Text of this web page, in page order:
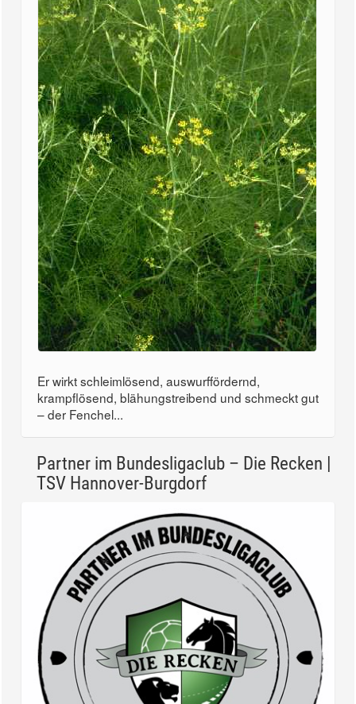
Er wirkt schleimlösend, auswurffördernd,
krampflösend, blähungstreibend und schmeckt gut
– der Fenchel...
Partner im Bundesligaclub – Die Recken |
TSV Hannover-Burgdorf